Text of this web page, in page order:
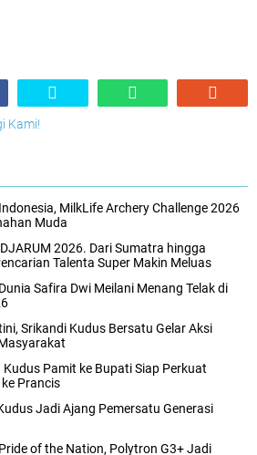
Kami!
MilkLife Archery Challenge 2026
Muda
2026. Dari Sumatra hingga
Talenta Super Makin Meluas
Safira Dwi Meilani Menang Telak di
Srikandi Kudus Bersatu Gelar Aksi
Kudus Pamit ke Bupati Siap Perkuat
Prancis
Jadi Ajang Pemersatu Generasi
of the Nation, Polytron G3+ Jadi